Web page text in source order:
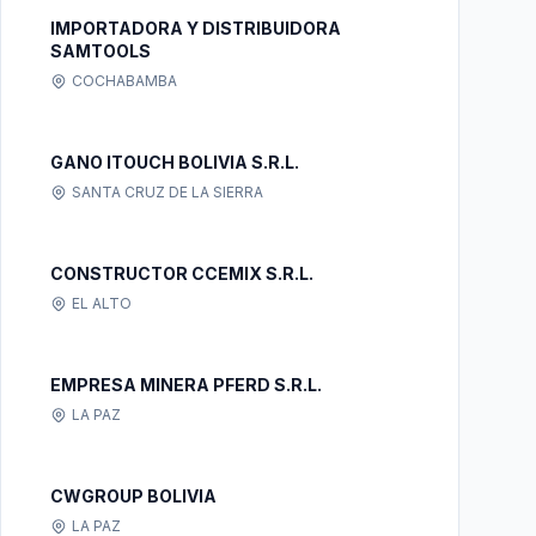
IMPORTADORA Y DISTRIBUIDORA
SAMTOOLS
COCHABAMBA
GANO ITOUCH BOLIVIA S.R.L.
SANTA CRUZ DE LA SIERRA
CONSTRUCTOR CCEMIX S.R.L.
EL ALTO
EMPRESA MINERA PFERD S.R.L.
LA PAZ
CWGROUP BOLIVIA
LA PAZ